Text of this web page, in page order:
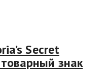
Secret
знак